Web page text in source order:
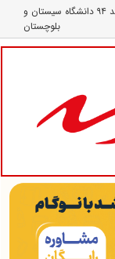
آیین‌نامه پذیرش دانشجوی بدون آزمون کارشناسی ارشد ۹۴ دانشگاه سیستان و
بلوچستان